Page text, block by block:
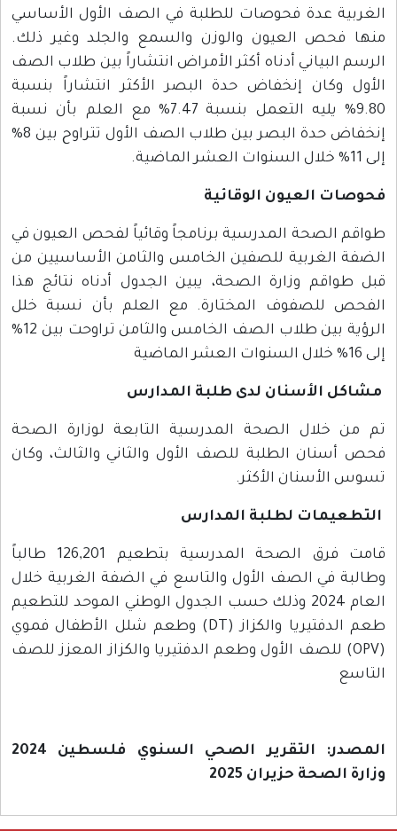
الغربية عدة فحوصات للطلبة في الصف الأول الأساسي
منها فحص العيون والوزن والسمع والجلد وغير ذلك.
الرسم البياني أدناه أكثر الأمراض انتشاراً بين طلاب الصف
الأول وكان إنخفاض حدة البصر الأكثر انتشاراً بنسبة
9.80% يليه التعمل بنسبة 7.47% مع العلم بأن نسبة
إنخفاض حدة البصر بين طلاب الصف الأول تتراوح بين 8%
إلى 11% خلال السنوات العشر الماضية.
فحوصات العيون الوقائية
طواقم الصحة المدرسية برنامجاً وقائياً لفحص العيون في
الضفة الغربية للصفين الخامس والثامن الأساسيين من
قبل طواقم وزارة الصحة، يبين الجدول أدناه نتائج هذا
الفحص للصفوف المختارة. مع العلم بأن نسبة خلل
الرؤية بين طلاب الصف الخامس والثامن تراوحت بين 12%
إلى 16% خلال السنوات العشر الماضية
مشاكل الأسنان لدى طلبة المدارس
تم من خلال الصحة المدرسية التابعة لوزارة الصحة
فحص أسنان الطلبة للصف الأول والثاني والثالث، وكان
تسوس الأسنان الأكثر.
التطعيمات لطلبة المدارس
قامت فرق الصحة المدرسية بتطعيم 126,201 طالباً
وطالبة في الصف الأول والتاسع في الضفة الغربية خلال
العام 2024 وذلك حسب الجدول الوطني الموحد للتطعيم
طعم الدفتيريا والكزاز (DT) وطعم شلل الأطفال فموي
(OPV) للصف الأول وطعم الدفتيريا والكزاز المعزز للصف
التاسع
المصدر: التقرير الصحي السنوي فلسطين 2024
وزارة الصحة حزيران 2025